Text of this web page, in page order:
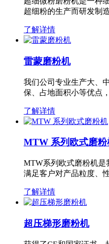
超细粉的生产而研发制
了解详情
雷蒙磨粉机
我们公司专业生产大、
保、占地面积小等优点
了解详情
MTW 系列欧式磨粉
MTW系列欧式磨粉机
满足客户对产品粒度、
了解详情
超压梯形磨粉机